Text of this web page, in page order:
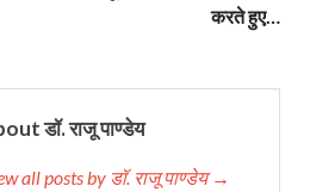
करते हुए…
डॉ. राजू पाण्डेय
all posts by डॉ. राजू पाण्डेय →